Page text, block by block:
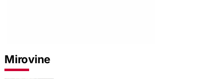
Mirovine